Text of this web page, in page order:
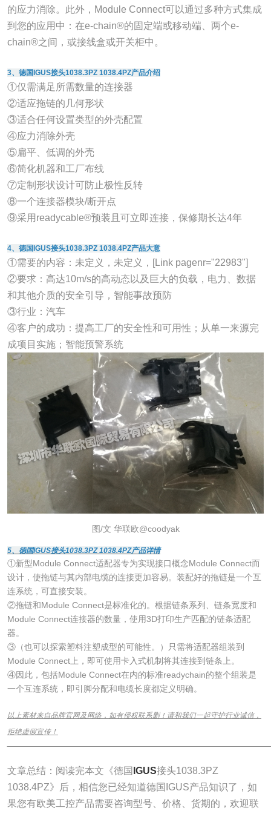
的应力消除。此外，Module Connect可以通过多种方式集成
到您的应用中：在e-chain®的固定端或移动端、两个e-
chain®之间，或接线盒或开关柜中。
3、德国IGUS接头1038.3PZ 1038.4PZ产品介绍
①仅需满足所需数量的连接器
②适应拖链的几何形状
③适合任何设置类型的外壳配置
④应力消除外壳
⑤扁平、低调的外壳
⑥简化机器和工厂布线
⑦定制形状设计可防止极性反转
⑧一个连接器模块/断开点
⑨采用readycable®预装且可立即连接，保修期长达4年
4、德国IGUS接头1038.3PZ 1038.4PZ产品大意
①需要的内容：未定义，未定义，[Link pagenr="22983"]
②要求：高达10m/s的高动态以及巨大的负载，电力、数据
和其他介质的安全引导，智能事故预防
③行业：汽车
④客户的成功：提高工厂的安全性和可用性；从单一来源完
成项目实施；智能预警系统
图/文 华联欧@coodyak
5、德国IGUS接头1038.3PZ 1038.4PZ产品详情
①新型Module Connect适配器专为实现接口概念Module Connect而
设计，使拖链与其内部电缆的连接更加容易。装配好的拖链是一个互
连系统，可直接安装。
②拖链和Module Connect是标准化的。根据链条系列、链条宽度和
Module Connect连接器的数量，使用3D打印生产匹配的链条适配
器。
③（也可以探索塑料注塑成型的可能性。）只需将适配器组装到
Module Connect上，即可使用卡入式机制将其连接到链条上。
④因此，包括Module Connect在内的标准readychain的整个组装是
一个互连系统，即引脚分配和电缆长度都定义明确。
以上素材来自品牌官网及网络，如有侵权联系删！请和我们一起守护行业诚信，
拒绝虚假宣传！
文章总结：阅读完本文《德国 IGUS接头1038.3PZ
1038.4PZ》后，相信您已经知道德国IGUS产品知识了，如
果您有欧美工控产品需要咨询型号、价格、货期的，欢迎联